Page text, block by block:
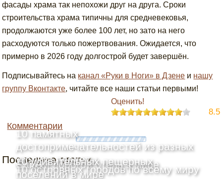
фасады храма так непохожи друг на друга. Сроки
строительства храма типичны для средневековья,
продолжаются уже более 100 лет, но зато на него
расходуются только пожертвования. Ожидается, что
примерно в 2026 году долгострой будет завершён.
Подписывайтесь на канал «Руки в Ноги» в Дзене и нашу
группу Вконтакте, читайте все наши статьи первыми!
Оценить!
8.5
Комментарии
Последние статьи
10 памятных
достопримечательностей из разных
уголков планеты
Самый дорогой отель в мире
10 островных городов по всему миру
10 удивительных пещерных
поселений в мире